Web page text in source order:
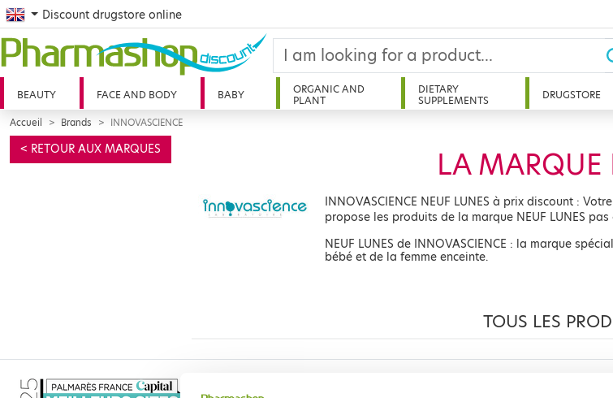
English
Discount drugstore online
BEAUTY FACE AND BODY BABY
ORGANIC AND
PLANT
DIETARY
SUPPLEMENTS
DRUGSTORE
Accueil Brands INNOVASCIENCE
< RETOUR AUX MARQUES LA MARQUE
INNOVASCIENCE NEUF LUNES à prix discount :
propose les produits de la marque NEUF LUNES
NEUF LUNES de INNOVASCIENCE : la marque
bébé et de la femme enceinte.
TOUS LES